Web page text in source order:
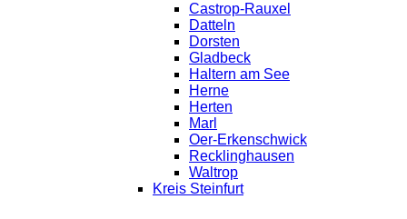
Castrop-Rauxel
Datteln
Dorsten
Gladbeck
Haltern am See
Herne
Herten
Marl
Oer-Erkenschwick
Recklinghausen
Waltrop
Kreis Steinfurt